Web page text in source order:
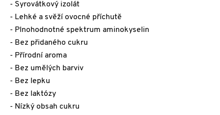
- Syrovátkový izolát
- Lehké a svěží ovocné příchutě
- Plnohodnotné spektrum aminokyselin
- Bez přidaného cukru
- Přírodní aroma
- Bez umělých barviv
- Bez lepku
- Bez laktózy
- Nízký obsah cukru